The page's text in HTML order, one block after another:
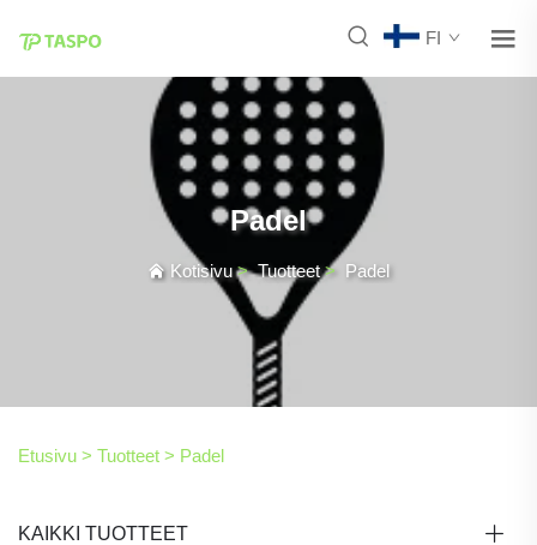
FI
Padel
Kotisivu>Tuotteet> Padel
Etusivu > Tuotteet > Padel
KAIKKI TUOTTEET